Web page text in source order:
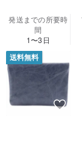
発送までの所要時
間
1〜3日
送料無料